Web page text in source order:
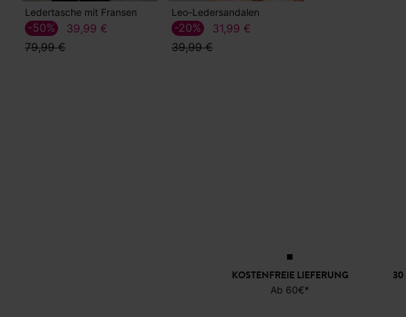
Ledertasche mit Fransen
39,99 €
79,99 €
-50%
Leo-Ledersandalen
31,99 €
39,99 €
-20%
KOSTENFREIE LIEFERUNG
Ab 60€*
30